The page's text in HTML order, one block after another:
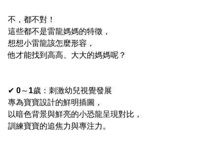
不，都不對！
這些都不是雷龍媽媽的特徵，
想想小雷龍該怎麼形容，
他才能找到高高、大大的媽媽呢？
✔ 0～ 1歲： 刺激幼兒視覺發展
專為寶寶設計的鮮明插圖，
以暗色背景與鮮亮的小恐龍呈現對比，
訓練寶寶的追焦力與專注力。